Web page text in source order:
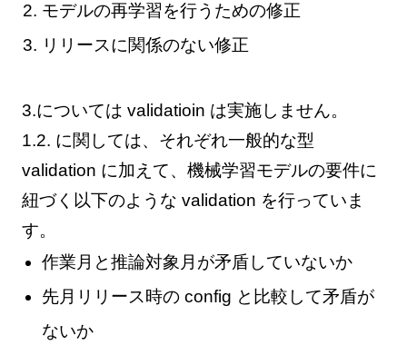
モデルの再学習を行うための修正
リリースに関係のない修正
3.については validatioin は実施しません。
1.2. に関しては、それぞれ一般的な型
validation に加えて、機械学習モデルの要件に
紐づく以下のような validation を行っていま
す。
作業月と推論対象月が矛盾していないか
先月リリース時の config と比較して矛盾が
ないか